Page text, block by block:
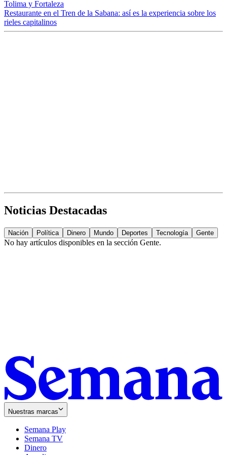
Tolima y Fortaleza
Restaurante en el Tren de la Sabana: así es la experiencia sobre los
rieles capitalinos
Noticias Destacadas
Nación Política Dinero Mundo Deportes Tecnología Gente
No hay artículos disponibles en la sección Gente.
Nuestras marcas
Semana Play
Semana TV
Dinero